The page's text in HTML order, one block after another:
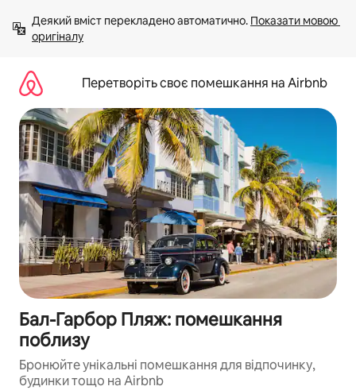
вмісту
Деякий вміст перекладено автоматично. Показати мовою
оригіналу
Перетворіть своє помешкання на Airbnb
Бал-Гарбор Пляж: помешкання
поблизу
Бронюйте унікальні помешкання для відпочинку,
будинки тощо на Airbnb